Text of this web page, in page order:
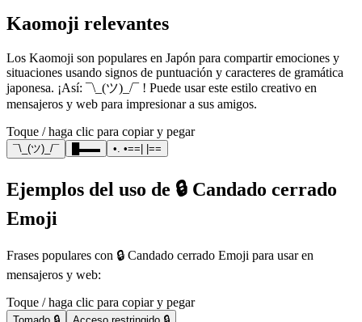
Kaomoji relevantes
Los Kaomoji son populares en Japón para compartir emociones y
situaciones usando signos de puntuación y caracteres de gramática
japonesa. ¡Así: ¯\_(ツ)_/¯ ! Puede usar este estilo creativo en
mensajeros y web para impresionar a sus amigos.
Toque / haga clic para copiar y pegar
¯\_(ツ)_/¯ █▬▬ •. •==| |==
Ejemplos del uso de 🔒 Candado cerrado
Emoji
Frases populares con 🔒 Candado cerrado Emoji para usar en
mensajeros y web:
Toque / haga clic para copiar y pegar